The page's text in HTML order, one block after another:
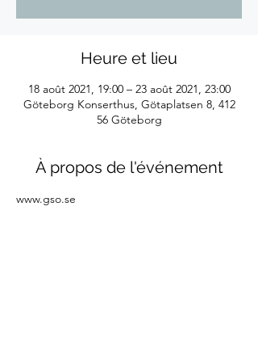
Heure et lieu
18 août 2021, 19:00 – 23 août 2021, 23:00
Göteborg Konserthus, Götaplatsen 8, 412
56 Göteborg
À propos de l'événement
www.gso.se